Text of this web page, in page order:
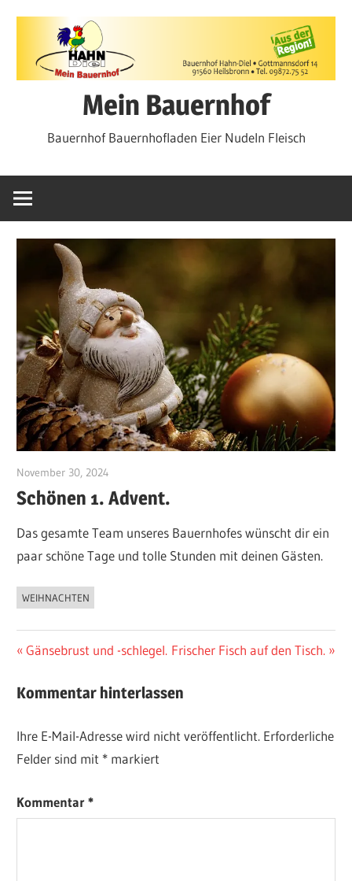
springen
Mein Bauernhof
Bauernhof Bauernhofladen Eier Nudeln Fleisch
November 30, 2024
Schönen 1. Advent.
Das gesamte Team unseres Bauernhofes wünscht dir ein
paar schöne Tage und tolle Stunden mit deinen Gästen.
AKTUELLES
BAUERNHOFLADEN
WEIHNACHTEN
Beitragsnavigation
Vorheriger
Gänsebrust und -schlegel. Nächster
Frischer Fisch auf den Tisch.
Kommentar hinterlassen
Ihre E-Mail-Adresse wird nicht veröffentlicht. Erforderliche
Felder sind mit * markiert
Kommentar*